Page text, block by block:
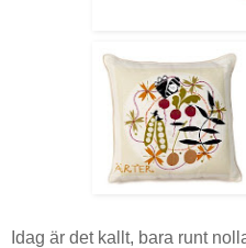
Idag är det kallt, bara runt